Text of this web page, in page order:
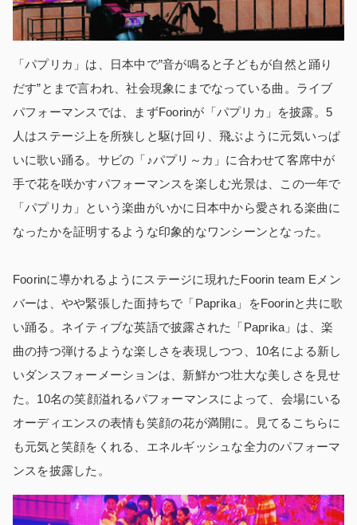
「パプリカ」は、日本中で”音が鳴ると子どもが自然と踊り
だす”とまで言われ、社会現象にまでなっている曲。ライブ
パフォーマンスでは、まずFoorinが「パプリカ」を披露。5
人はステージ上を所狭しと駆け回り、飛ぶように元気いっぱ
いに歌い踊る。サビの「♪パプリ～カ」に合わせて客席中が
手で花を咲かすパフォーマンスを楽しむ光景は、この一年で
「パプリカ」という楽曲がいかに日本中から愛される楽曲に
なったかを証明するような印象的なワンシーンとなった。
Foorinに導かれるようにステージに現れたFoorin team Eメン
バーは、やや緊張した面持ちで「Paprika」をFoorinと共に歌
い踊る。ネイティブな英語で披露された「Paprika」は、楽
曲の持つ弾けるような楽しさを表現しつつ、10名による新し
いダンスフォーメーションは、新鮮かつ壮大な美しさを見せ
た。10名の笑顔溢れるパフォーマンスによって、会場にいる
オーディエンスの表情も笑顔の花が満開に。見てるこちらに
も元気と笑顔をくれる、エネルギッシュな全力のパフォーマ
ンスを披露した。